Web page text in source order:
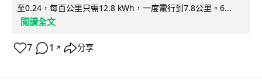
至0.24，每百公里只需12.8 kWh，一度電行到7.8公里。6...
閱讀全文
7 1 ↗ 分享